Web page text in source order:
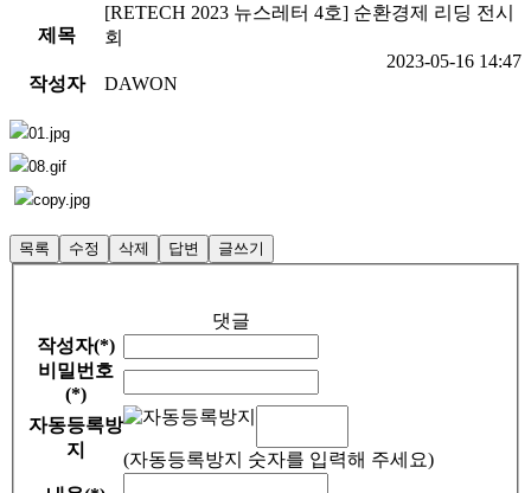
제목
[RETECH 2023 뉴스레터 4호] 순환경제 리딩 전시
회
2023-05-16 14:47
작성자
DAWON
목록 수정 삭제 답변 글쓰기
댓글
작성자(*)
비밀번호
(*)
자동등록방
지
(자동등록방지 숫자를 입력해 주세요)